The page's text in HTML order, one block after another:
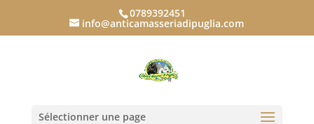
0789392451
info@anticamasseriadipuglia.com
Sélectionner une page